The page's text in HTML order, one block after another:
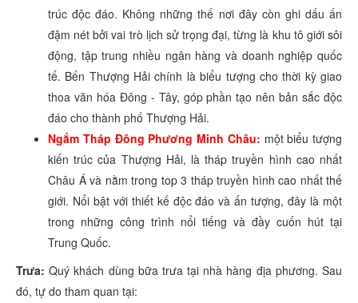
trúc độc đáo. Không những thế nơi đây còn ghi dấu ấn
đậm nét bởi vai trò lịch sử trọng đại, từng là khu tô giới sôi
động, tập trung nhiều ngân hàng và doanh nghiệp quốc
tế. Bến Thượng Hải chính là biểu tượng cho thời kỳ giao
thoa văn hóa Đông - Tây, góp phần tạo nên bản sắc độc
đáo cho thành phố Thượng Hải.
Ngắm Tháp Đông Phương Minh Châu: một biểu tượng
kiến trúc của Thượng Hải, là tháp truyền hình cao nhất
Châu Á và nằm trong top 3 tháp truyền hình cao nhất thế
giới. Nổi bật với thiết kế độc đáo và ấn tượng, đây là một
trong những công trình nổi tiếng và đầy cuốn hút tại
Trung Quốc.
Trưa: Quý khách dùng bữa trưa tại nhà hàng địa phương. Sau
đó, tự do tham quan tại: